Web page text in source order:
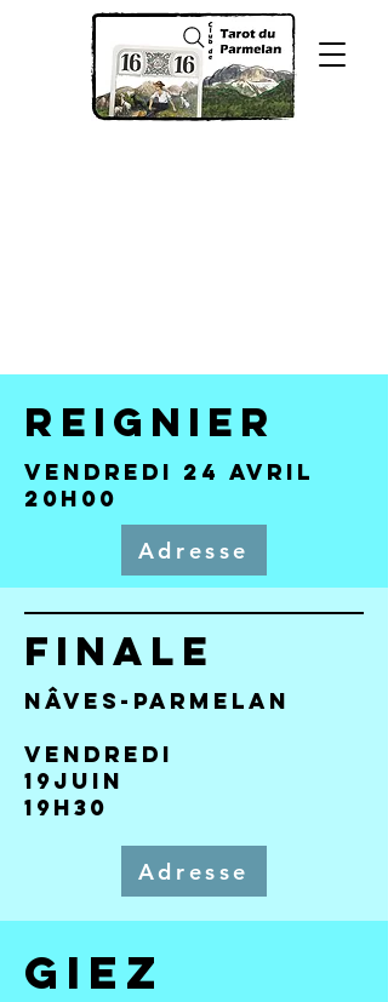
Reignier
Vendredi 24 avril
20h00
Adresse
Finale
Nâves-PARmelan
Vendredi
19juin
19h30
Adresse
Giez